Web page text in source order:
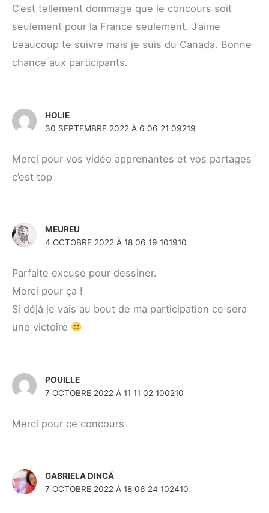
C’est tellement dommage que le concours soit
seulement pour la France seulement. J’aime
beaucoup te suivre mais je suis du Canada. Bonne
chance aux participants.
HOLIE
30 SEPTEMBRE 2022 À 6 06 21 09219
Merci pour vos vidéo apprenantes et vos partages
c’est top
MEUREU
4 OCTOBRE 2022 À 18 06 19 101910
Parfaite excuse pour dessiner.
Merci pour ça !
Si déjà je vais au bout de ma participation ce sera
une victoire
POUILLE
7 OCTOBRE 2022 À 11 11 02 100210
Merci pour ce concours
GABRIELA DINCĂ
7 OCTOBRE 2022 À 18 06 24 102410